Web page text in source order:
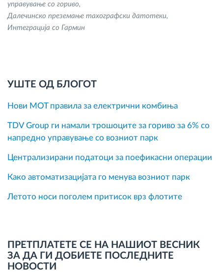
управување со гориво
Далечинско преземање тахографски датотеки
Интеграција со Гармин
УШТЕ ОД БЛОГОТ
Нови MOT правила за електрични комбиња
TDV Group ги намали трошоците за гориво за 6% со
напредно управување со возниот парк
Централизирани податоци за поефикасни операции
Како автоматизацијата го менува возниот парк
Летото носи поголем притисок врз флотите
ПРЕТПЛАТЕТЕ СЕ НА НАШИОТ ВЕСНИК
ЗА ДА ГИ ДОБИЕТЕ ПОСЛЕДНИТЕ
НОВОСТИ